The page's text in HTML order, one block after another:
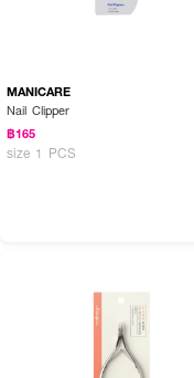
MANICARE
Nail Clipper
฿165
size 1 PCS